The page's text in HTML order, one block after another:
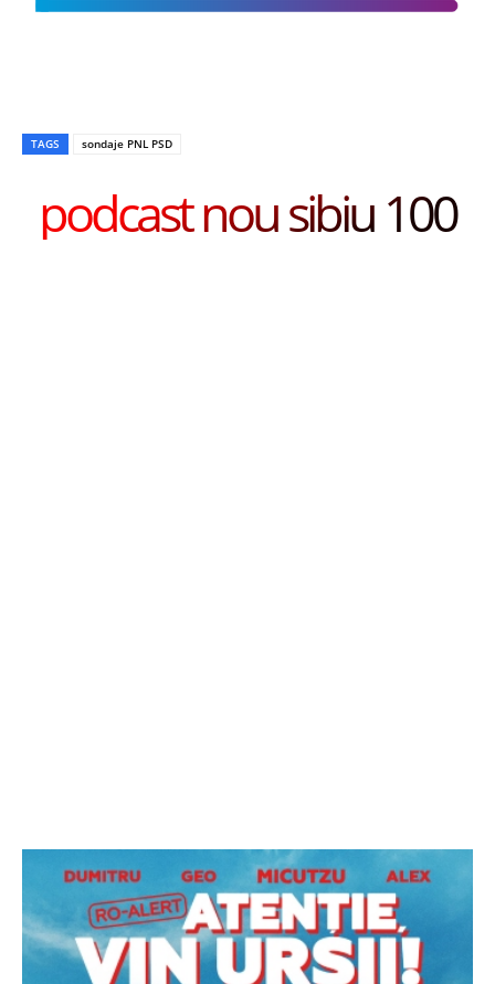
TAGS sondaje PNL PSD
podcast nou sibiu 100